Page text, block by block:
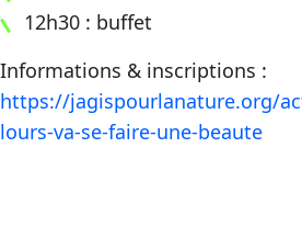
12h30 : buffet
Informations & inscriptions :
https://jagispourlanature.org/
lours-va-se-faire-une-beaute